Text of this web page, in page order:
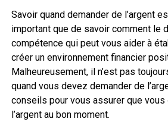
Savoir quand demander de l’argent
important que de savoir comment le
compétence qui peut vous aider à
créer un environnement financier
Malheureusement, il n’est pas
quand vous devez demander de
conseils pour vous assurer que vous
l’argent au bon moment.